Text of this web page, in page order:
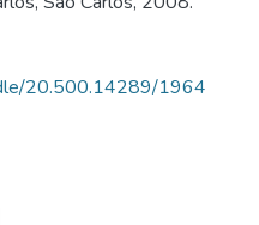
20.500.14289/1964